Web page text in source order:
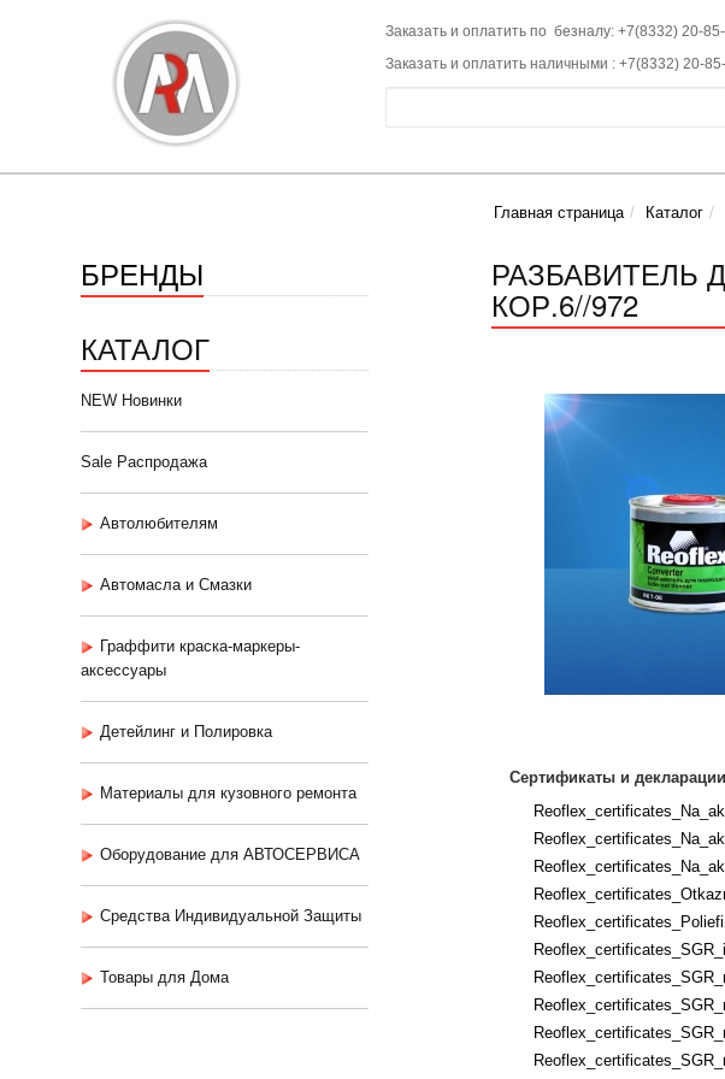
Заказать и оплатить по безналу: +7(8332) 20-
Заказать и оплатить наличными : +7(8332) 20-
Главная страница Каталог
БРЕНДЫ
КАТАЛОГ
NEW Новинки
Sale Распродажа
Автолюбителям
Автомасла и Смазки
Граффити краска-маркеры-
аксессуары
Детейлинг и Полировка
Материалы для кузовного ремонта
Оборудование для АВТОСЕРВИСА
Средства Индивидуальной Защиты
Товары для Дома
РАЗБАВИТЕЛЬ
КОР.6//972
Сертификаты и